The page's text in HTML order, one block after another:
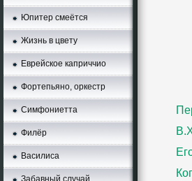
Юпитер смеётся
Жизнь в цвету
Еврейское каприччио
Фортепьяно, оркестр
Симфониетта
Филёр
Василиса
Забавный случай